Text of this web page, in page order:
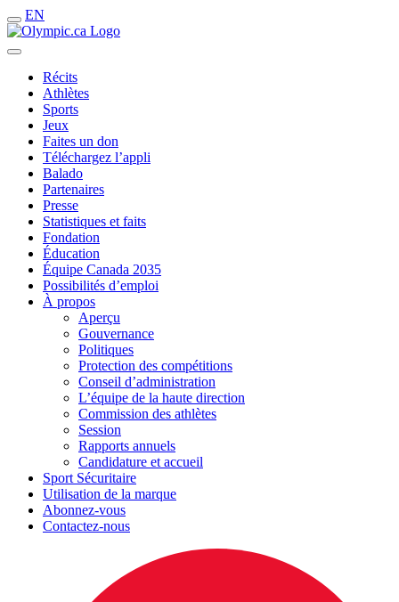
EN
Récits
Athlètes
Sports
Jeux
Faites un don
Téléchargez l’appli
Balado
Partenaires
Presse
Statistiques et faits
Fondation
Éducation
Équipe Canada 2035
Possibilités d’emploi
À propos
Aperçu
Gouvernance
Politiques
Protection des compétitions
Conseil d’administration
L’équipe de la haute direction
Commission des athlètes
Session
Rapports annuels
Candidature et accueil
Sport Sécuritaire
Utilisation de la marque
Abonnez-vous
Contactez-nous